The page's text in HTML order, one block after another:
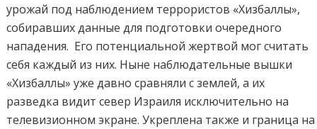
урожай под наблюдением террористов «Хизбаллы»,
собиравших данные для подготовки очередного
нападения. Его потенциальной жертвой мог считать
себя каждый из них. Ныне наблюдательные вышки
«Хизбаллы» уже давно сравняли с землей, а их
разведка видит север Израиля исключительно на
телевизионном экране. Укреплена также и граница на